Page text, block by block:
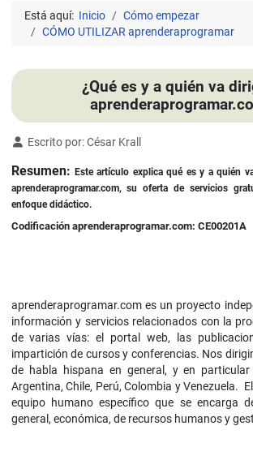
Está aquí: Inicio
Cómo empezar
CÓMO UTILIZAR aprenderaprogramar
¿Qué es y a quién va
Detalles
Escrito por:César Krall
Resumen:Este artículo explica qué es y a quién
aprenderaprogramar.com, su oferta de servicios
enfoque didáctico.
Codificación aprenderaprogramar.com: CE00201A
aprenderaprogramar.com es un proyecto
información y servicios relacionados con la
de varias vías: el portal web, las
impartición de cursos y conferencias. Nos
de habla hispana en general, y en particular
Argentina, Chile, Perú, Colombia y Venezuela.
equipo humano específico que se encarga
general, económica, de recursos humanos y